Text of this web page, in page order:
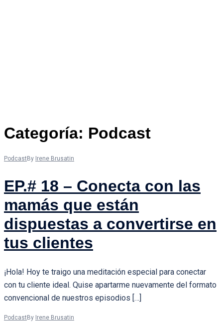
Categoría: Podcast
PodcastBy Irene Brusatin
EP.# 18 – Conecta con las
mamás que están
dispuestas a convertirse en
tus clientes
¡Hola! Hoy te traigo una meditación especial para conectar
con tu cliente ideal. Quise apartarme nuevamente del formato
convencional de nuestros episodios […]
Podcast By Irene Brusatin